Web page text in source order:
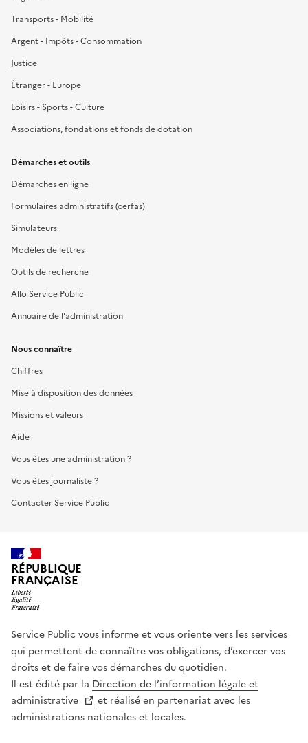
Transports - Mobilité
Argent - Impôts - Consommation
Justice
Étranger - Europe
Loisirs - Sports - Culture
Associations, fondations et fonds de dotation
Démarches et outils
Démarches en ligne
Formulaires administratifs (cerfas)
Simulateurs
Modèles de lettres
Outils de recherche
Allo Service Public
Annuaire de l'administration
Nous connaître
Chiffres
Mise à disposition des données
Missions et valeurs
Aide
Vous êtes une administration ?
Vous êtes journaliste ?
Contacter Service Public
RÉPUBLIQUE
FRANÇAISE
Service Public vous informe et vous oriente vers les services
qui permettent de connaître vos obligations, d’exercer vos
droits et de faire vos démarches du quotidien.
Il est édité par la Direction de l’information légale et
administrative
et réalisé en partenariat avec les
administrations nationales et locales.